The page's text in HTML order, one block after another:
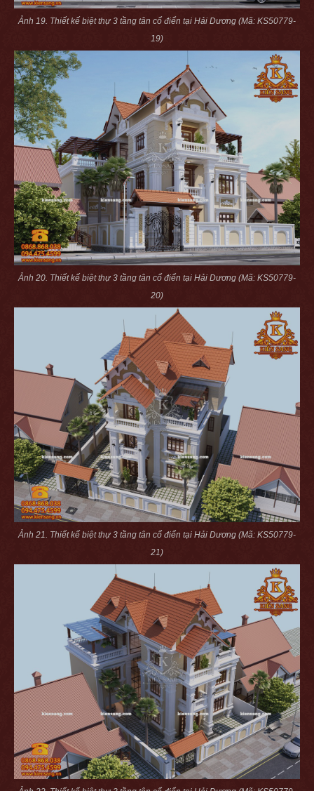
Ảnh 19. Thiết kế biệt thự 3 tầng tân cổ điển tại Hải Dương (Mã: KS50779-
19)
Ảnh 20. Thiết kế biệt thự 3 tầng tân cổ điển tại Hải Dương (Mã: KS50779-
20)
Ảnh 21. Thiết kế biệt thự 3 tầng tân cổ điển tại Hải Dương (Mã: KS50779-
21)